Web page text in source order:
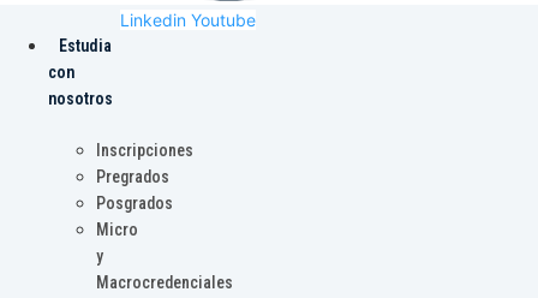
Linkedin Youtube
Estudia
con
nosotros
Inscripciones
Pregrados
Posgrados
Micro
y
Macrocredenciales